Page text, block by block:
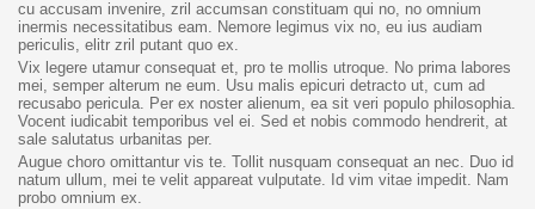
cu accusam invenire, zril accumsan constituam qui no, no omnium
inermis necessitatibus eam. Nemore legimus vix no, eu ius audiam
periculis, elitr zril putant quo ex.
Vix legere utamur consequat et, pro te mollis utroque. No prima labores
mei, semper alterum ne eum. Usu malis epicuri detracto ut, cum ad
recusabo pericula. Per ex noster alienum, ea sit veri populo philosophia.
Vocent iudicabit temporibus vel ei. Sed et nobis commodo hendrerit, at
sale salutatus urbanitas per.
Augue choro omittantur vis te. Tollit nusquam consequat an nec. Duo id
natum ullum, mei te velit appareat vulputate. Id vim vitae impedit. Nam
probo omnium ex.